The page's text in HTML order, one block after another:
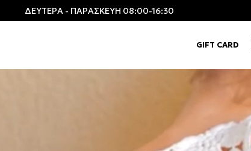
ΔΕΥΤΕΡΑ - ΠΑΡΑΣΚΕΥΗ 08:00-16:30
GIFT CARD